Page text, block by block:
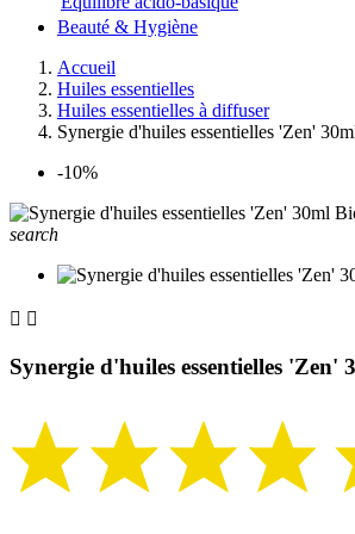
Beauté & Hygiène
Accueil
Huiles essentielles
Huiles essentielles à diffuser
Synergie d'huiles essentielles 'Zen'
-10%
search
 
Synergie d'huiles essentielles